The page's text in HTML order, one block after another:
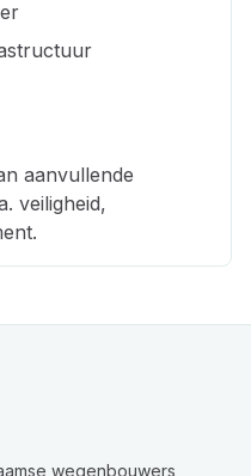
aanvullende
veiligheid,
wegenbouwers